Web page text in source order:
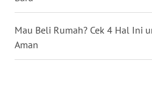
Mau Beli Rumah? Cek 4 Hal Ini
Aman